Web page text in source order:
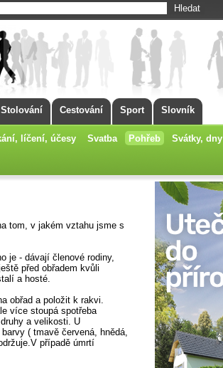
Stolování Cestování Sport Slovník
líčení, účesy Svatba Pohřeb
Svátky, dny
tom, v jakém vztahu jsme s
je - dávají členové rodiny,
před obřadem kvůli
a hosté.
obřad a položit k rakvi.
více stoupá spotřeba
a velikosti. U
( tmavě červená, hnědá,
případě úmrtí